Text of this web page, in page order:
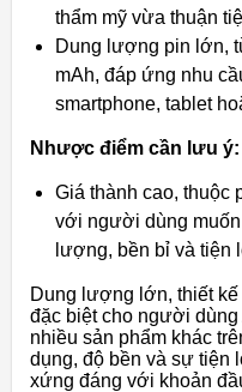
thẩm mỹ vừa thuận
Dung lượng pin lớn,
mAh, đáp ứng nhu
smartphone, tablet
Nhược điểm cần lưu ý:
Giá thành cao, thuộc
với người dùng
lượng, bền bỉ và tiện
Dung lượng lớn, thiết
đặc biệt cho người
nhiều sản phẩm khác
dụng, độ bền và sự tiện
xứng đáng với khoản